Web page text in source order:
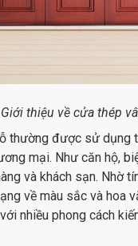
Giới thiệu về cửa thép
thường được sử dụng
mại. Như căn hộ,
và khách sạn. Nhờ
về màu sắc và hoa
nhiều phong cách